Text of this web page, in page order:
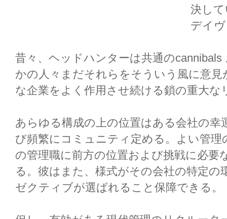
決し
デイ
昔々、ヘッドハンターは共通の
かの人々まだそれらをそういう風に意
な企業をよく作用させ続ける鎖の重大な
あらゆる構成の上の位置はある会社の幸
び頻繁にコミュニティ定める。よい管
の管理職に前方の位置および挑戦に必要
る。彼はまた、様式がその会社の特定
ゼクティブが選ばれること保障できる。